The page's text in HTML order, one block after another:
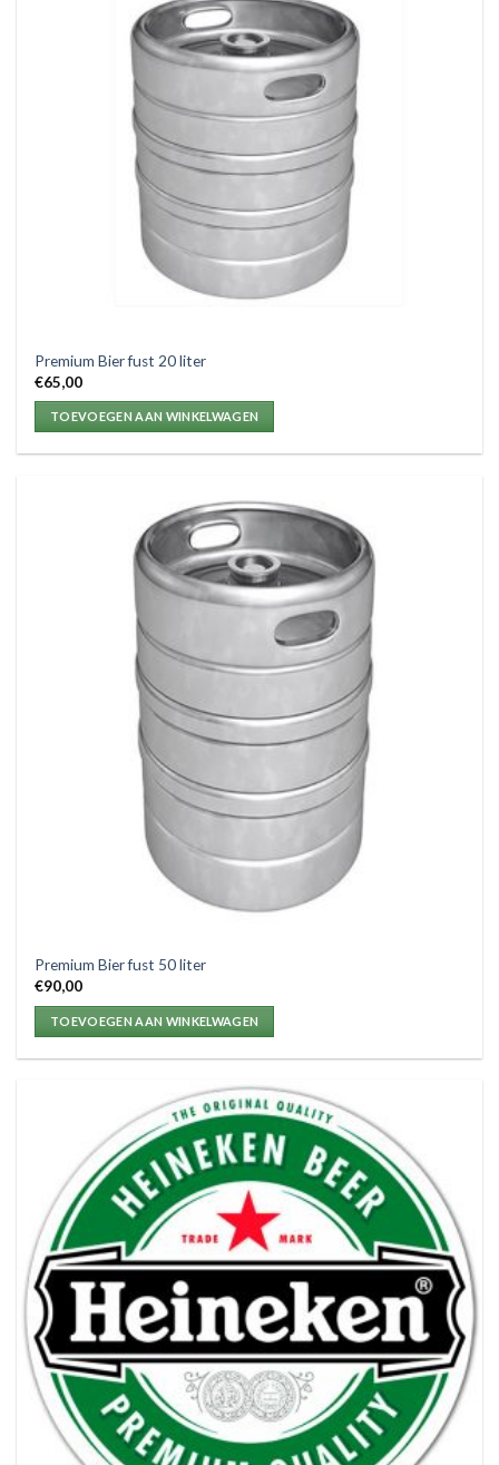
Premium Bier fust 20 liter
€65,00
TOEVOEGEN AAN WINKELWAGEN
Premium Bier fust 50 liter
€90,00
TOEVOEGEN AAN WINKELWAGEN